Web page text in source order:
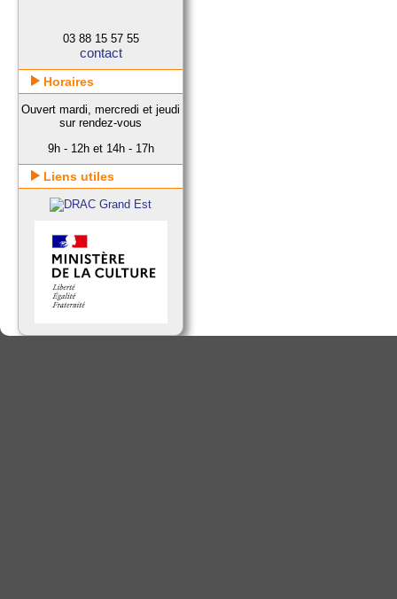
03 88 15 57 55
contact
Horaires
Ouvert mardi, mercredi et jeudi
sur rendez-vous
9h - 12h et 14h - 17h
Liens utiles